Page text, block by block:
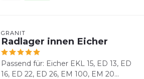
GRANIT
Radlager innen Eicher
Passend für: Eicher EKL 15, ED 13, ED
16, ED 22, ED 26, EM 100, EM 20...